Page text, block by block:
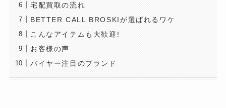
宅配買取の流れ
BETTER CALL BROSKIが選ばれるワケ
こんなアイテムも大歓迎!
お客様の声
バイヤー注目のブランド